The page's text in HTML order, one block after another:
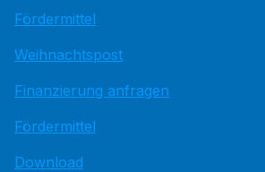
Fördermittel
Weihnachtspost
Finanzierung anfragen
Fördermittel
Download